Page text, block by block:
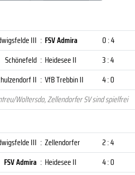
III : FSV Admira
0 : 4
Schönefeld : Heidesee II
3 : 4
II : VfB Trebbin II
4 : 0
Woltersdo, Zellendorfer SV sind spielfrei
III : Zellendorfer
2 : 4
FSV Admira : Heidesee II
4 : 0